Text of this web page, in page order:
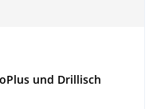
und Drillisch